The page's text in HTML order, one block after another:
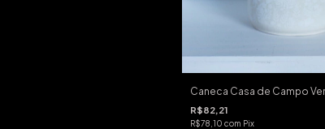
Caneca Casa de Campo
R$82,21
R$78,10 com Pix